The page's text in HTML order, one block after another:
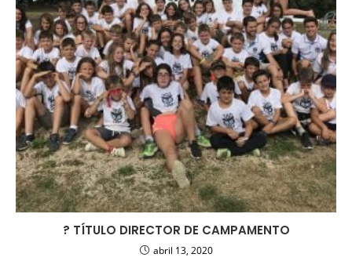
? TÍTULO DIRECTOR DE CAMPAMENTO
abril 13, 2020